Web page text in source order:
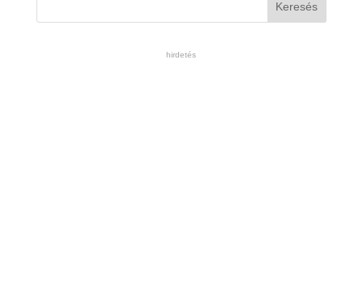
hirdetés